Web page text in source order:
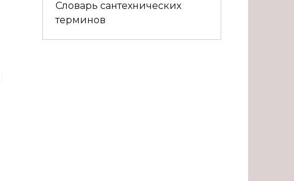
Словарь сантехнических
терминов